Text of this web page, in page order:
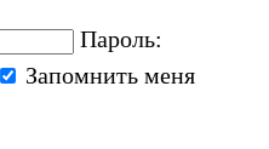
Пароль:
Запомнить меня